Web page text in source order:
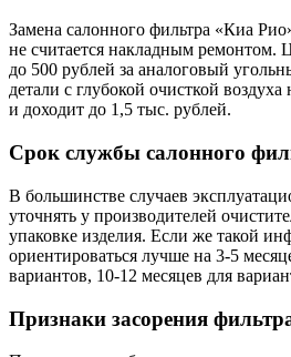
Замена салонного фильтра «Киа
не считается накладным ремонтом.
до 500 рублей за аналоговый
детали с глубокой очисткой воздуха
и доходит до 1,5 тыс. рублей.
Срок службы салонного
В большинстве случаев
уточнять у производителей
упаковке изделия. Если же такой
ориентироваться лучше на 3-5
вариантов, 10-12 месяцев для
Признаки засорения